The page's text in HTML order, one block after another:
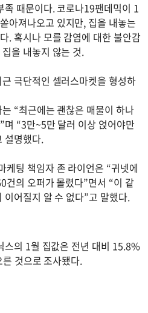
족 때문이다. 코로나19팬데믹이 1
아져나오고 있지만, 집을 내놓는
. 혹시나 모를 감염에 대한 불안감
을 내놓지 않는 것.
극단적인 셀러스마켓을 형성하
“최근에는 괜찮은 매물이 하나
며 “3만~5만 달러 이상 얹어야만
설명했다.
케팅 책임자 존 라이언은 “귀넷에
건의 오퍼가 몰렸다”면서 “이 같
어질지 알 수 없다”고 말했다.
스의 1월 집값은 전년 대비 15.8%
것으로 조사됐다.